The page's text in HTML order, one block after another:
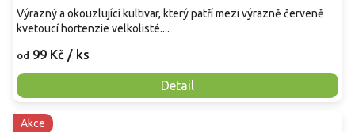
od 99 Kč / ks
Detail
Výrazný a okouzlující kultivar, který patří mezi výrazně červeně
kvetoucí hortenzie velkolisté....
Akce